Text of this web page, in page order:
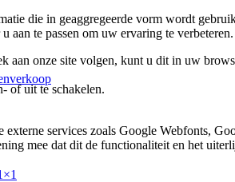
die in geaggregeerde vorm wordt
aan te passen om uw ervaring te verbeteren.
aan onze site volgen, kunt u dit in uw
of uit te schakelen.
services zoals Google Webfonts,
mee dat dit de functionaliteit en het